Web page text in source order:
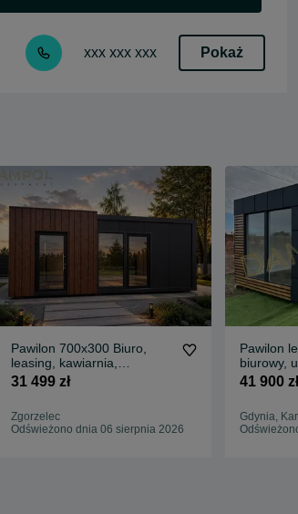
xxx xxx xxx Pokaż
Pawilon 700x300 Biuro,
leasing, kawiarnia,
kwiaciarnia, lodziarnia,
31 499 zł
Zgorzelec
Odświeżono dnia 06 sierpnia 2026
Pawilon
biurowy,
41 900 zł
Gdynia,